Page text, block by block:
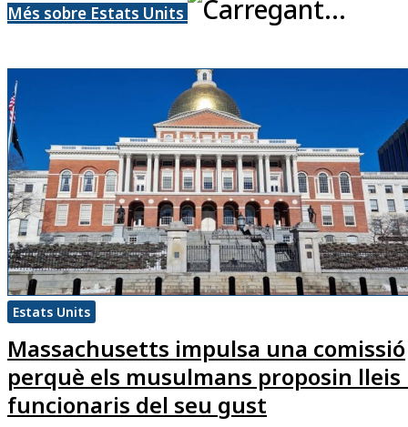
Més sobre Estats Units
Estats Units
Massachusetts impulsa una comissió
perquè els musulmans proposin lleis
funcionaris del seu gust